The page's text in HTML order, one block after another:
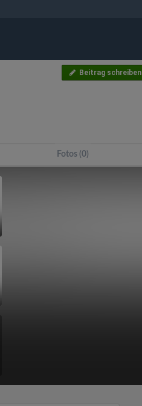
Beitrag schreiben
Fotos (0)